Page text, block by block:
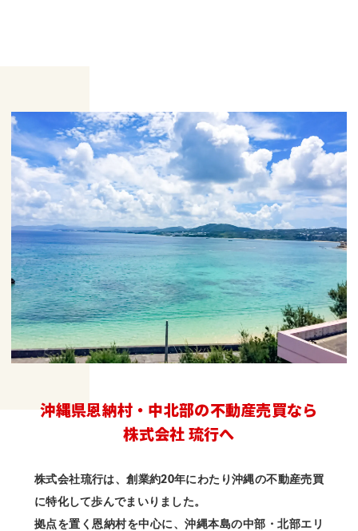
沖縄県恩納村・中北部の不動産売買なら
株式会社 琉行へ
株式会社琉行は、創業約20年にわたり沖縄の不動産売買
に特化して歩んでまいりました。
拠点を置く恩納村を中心に、沖縄本島の中部・北部エリ